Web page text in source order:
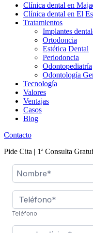
Clínica dental en
Clínica dental en El
Tratamientos
Implantes
Ortodoncia
Estética Dental
Periodoncia
Odontopediatría
Odontología
Tecnología
Valores
Ventajas
Casos
Blog
Contacto
Pide Cita | 1ª Consulta